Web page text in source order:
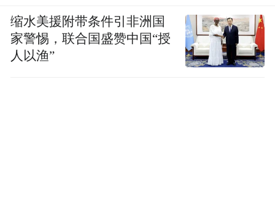
缩水美援附带条件引非洲国
家警惕，联合国盛赞中国“授
人以渔”